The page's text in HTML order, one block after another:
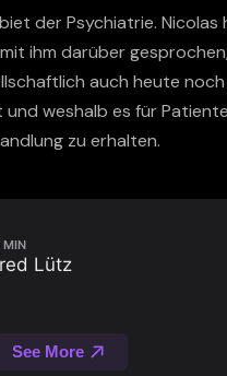
der Psychiatrie.
ihm darüber
auch heute
weshalb es für
zu erhalten.